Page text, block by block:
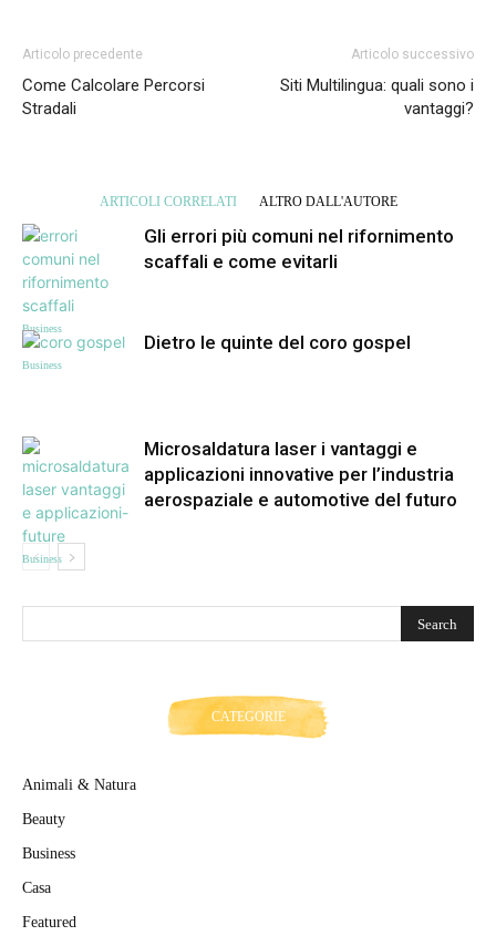
Articolo precedente
Come Calcolare Percorsi
Stradali
Articolo successivo
Siti Multilingua: quali sono i
vantaggi?
ARTICOLI CORRELATI ALTRO DALL'AUTORE
Business
Gli errori più comuni nel rifornimento
scaffali e come evitarli
Business
Dietro le quinte del coro gospel
Business
Microsaldatura laser i vantaggi e
applicazioni innovative per l’industria
aerospaziale e automotive del futuro
CATEGORIE
Animali & Natura
Beauty
Business
Casa
Featured